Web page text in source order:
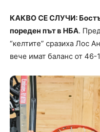
КАКВО СЕ СЛУЧИ:
пореден път в НБА.
“келтите” сразиха Лос
вече имат баланс от 46-